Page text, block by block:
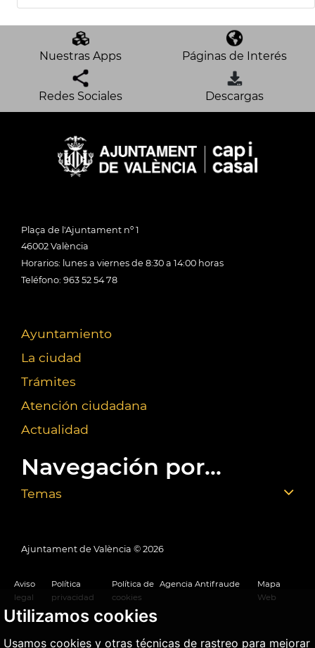
Utilizamos cookies
Usamos cookies y otras técnicas de rastreo para mejorar
Nuestras Apps Páginas de Interés
Redes Sociales Descargas
Plaça de l'Ajuntament nº 1
46002 València
Horarios: lunes a viernes de 8:30 a 14:00 horas
Teléfono: 963 52 54 78
Ayuntamiento
La ciudad
Trámites
Atención ciudadana
Actualidad
Navegación por...
Temas
Ajuntament de València © 2026
Aviso
legal
Política
privacidad
Política de
cookies
Agencia Antifraude
Mapa
Web